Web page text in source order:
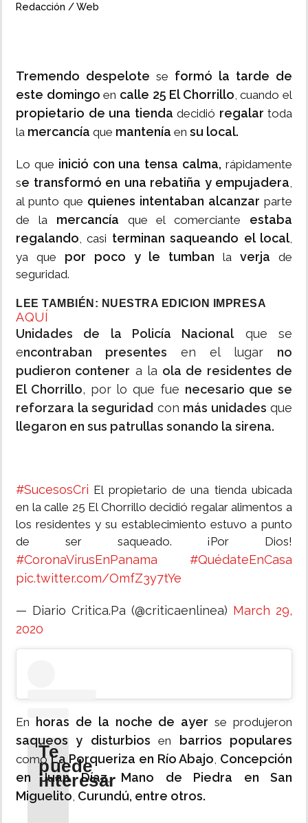
Redacción / Web
Tremendo despelote se formó la tarde de
este domingo en calle 25 El Chorrillo, cuando el
propietario de una tienda decidió regalar toda
la mercancía que mantenía en su local.
Lo que inició con una tensa calma, rápidamente
se transformó en una rebatiña y empujadera,
al punto que quienes intentaban alcanzar parte
de la mercancía que el comerciante estaba
regalando, casi terminan saqueando el local,
ya que por poco y le tumban laverja de
seguridad.
LEE TAMBIÉN: NUESTRA EDICION IMPRESA
AQUÍ
Unidades de la Policía Nacionalque se
encontraban presentes en el lugar no
pudieron contener a la ola de residentes de
El Chorrillo, por lo que fue necesario que se
reforzara la seguridad con más unidades que
llegaron en sus patrullas sonando la sirena.
#SucesosCri El propietario de una tienda ubicada
en la calle 25 El Chorrillo decidió regalar alimentos a
los residentes y su establecimiento estuvo a punto
de ser saqueado. ¡Por Dios!
#CoronaVirusEnPanama
#QuédateEnCasa
pic.twitter.com/OmfZ3y7tYe
— Diario Critica.Pa (@criticaenlinea) March 29,
2020
Te
puede
interesar
En horas de la noche de ayer se produjeron
saqueos y disturbios en barrios populares
comoLa Porqueriza en Río Abajo, Concepción
en Juan Díaz,Mano de Piedra en San
Miguelito, Curundú, entre otros.